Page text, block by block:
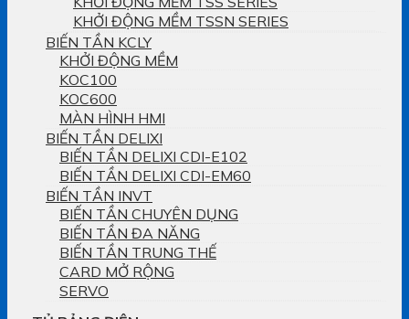
KHỞI ĐỘNG MỀM TSSN SERIES
BIẾN TẦN KCLY
KHỞI ĐỘNG MỀM
KOC100
KOC600
MÀN HÌNH HMI
BIẾN TẦN DELIXI
BIẾN TẦN DELIXI CDI-E102
BIẾN TẦN DELIXI CDI-EM60
BIẾN TẦN INVT
BIẾN TẦN CHUYÊN DỤNG
BIẾN TẦN ĐA NĂNG
BIẾN TẦN TRUNG THẾ
CARD MỞ RỘNG
SERVO